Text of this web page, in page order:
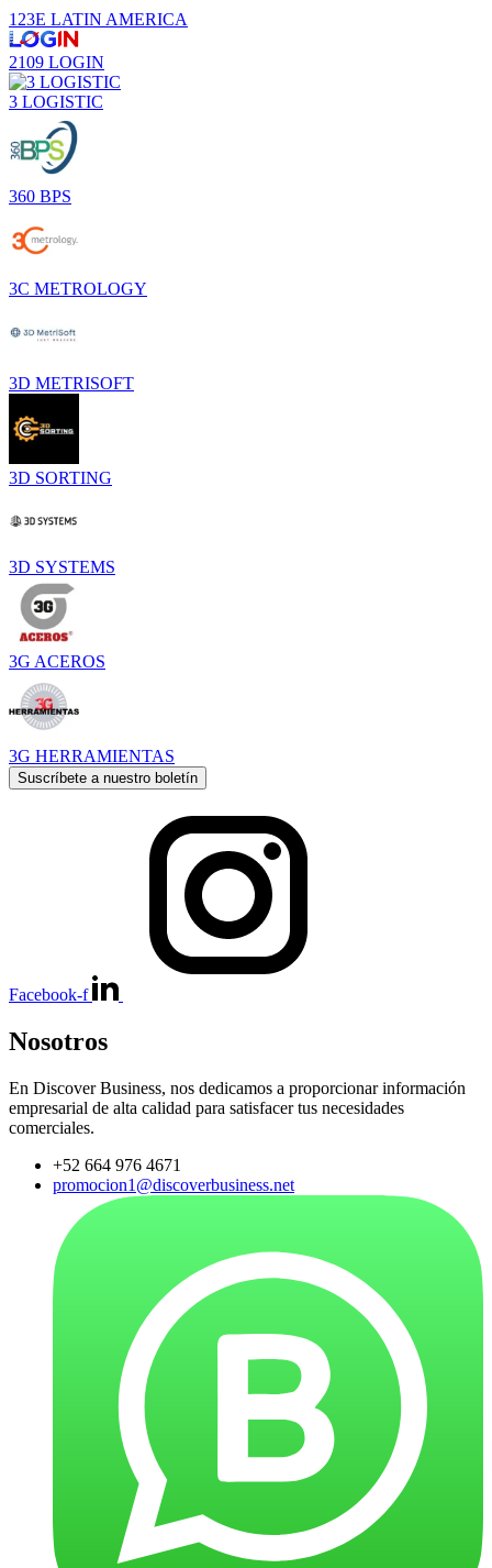
123E LATIN AMERICA
2109 LOGIN
3 LOGISTIC
360 BPS
3C METROLOGY
3D METRISOFT
3D SORTING
3D SYSTEMS
3G ACEROS
3G HERRAMIENTAS
Suscríbete a nuestro boletín
Facebook-f
Nosotros
En Discover Business, nos dedicamos a proporcionar información
empresarial de alta calidad para satisfacer tus necesidades
comerciales.
+52 664 976 4671
promocion1@discoverbusiness.net